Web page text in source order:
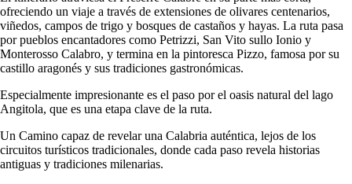
ofreciendo un viaje a través de extensiones de olivares centenarios,
viñedos, campos de trigo y bosques de castaños y hayas. La ruta pasa
por pueblos encantadores como Petrizzi, San Vito sullo Ionio y
Monterosso Calabro, y termina en la pintoresca Pizzo, famosa por su
castillo aragonés y sus tradiciones gastronómicas.
Especialmente impresionante es el paso por el oasis natural del lago
Angitola, que es una etapa clave de la ruta.
Un Camino capaz de revelar una Calabria auténtica, lejos de los
circuitos turísticos tradicionales, donde cada paso revela historias
antiguas y tradiciones milenarias.